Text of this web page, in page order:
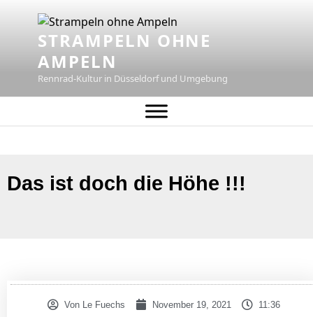
STRAMPELN OHNE
AMPELN
Rennrad-Kultur in Düsseldorf und Umgebung
Das ist doch die Höhe !!!
VonLe Fuechs November 19, 2021
11:36